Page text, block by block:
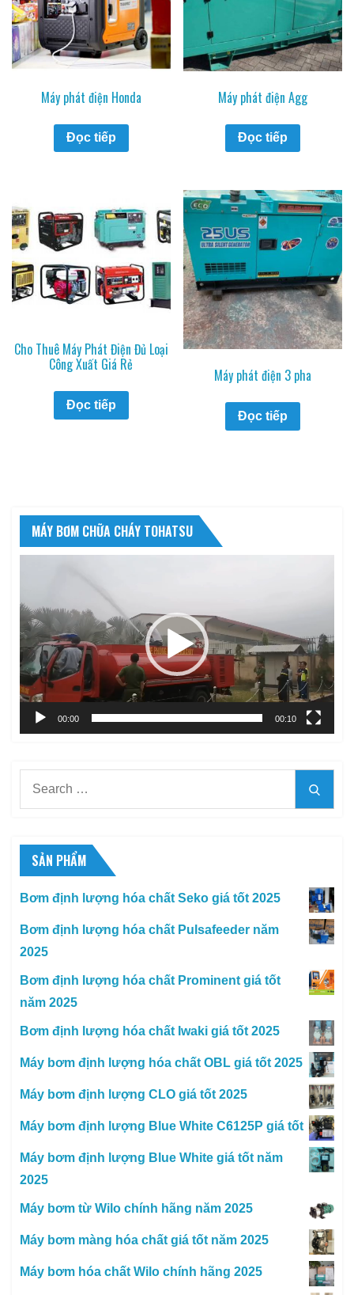
Máy phát điện Honda
Đọc tiếp
Máy phát điện Agg
Đọc tiếp
Cho Thuê Máy Phát Điện Đủ Loại
Công Xuất Giá Rẻ
Đọc tiếp
Máy phát điện 3 pha
Đọc tiếp
MÁY BƠM CHỮA CHÁY TOHATSU
Video
00:00 00:10
SẢN PHẨM
Bơm định lượng hóa chất Seko giá tốt 2025
Bơm định lượng hóa chất Pulsafeeder năm
2025
Bơm định lượng hóa chất Prominent giá tốt
năm 2025
Bơm định lượng hóa chất Iwaki giá tốt 2025
Máy bơm định lượng hóa chất OBL giá tốt 2025
Máy bơm định lượng CLO giá tốt 2025
Máy bơm định lượng Blue White C6125P giá tốt
Máy bơm định lượng Blue White giá tốt năm
2025
Máy bơm từ Wilo chính hãng năm 2025
Máy bơm màng hóa chất giá tốt năm 2025
Máy bơm hóa chất Wilo chính hãng 2025